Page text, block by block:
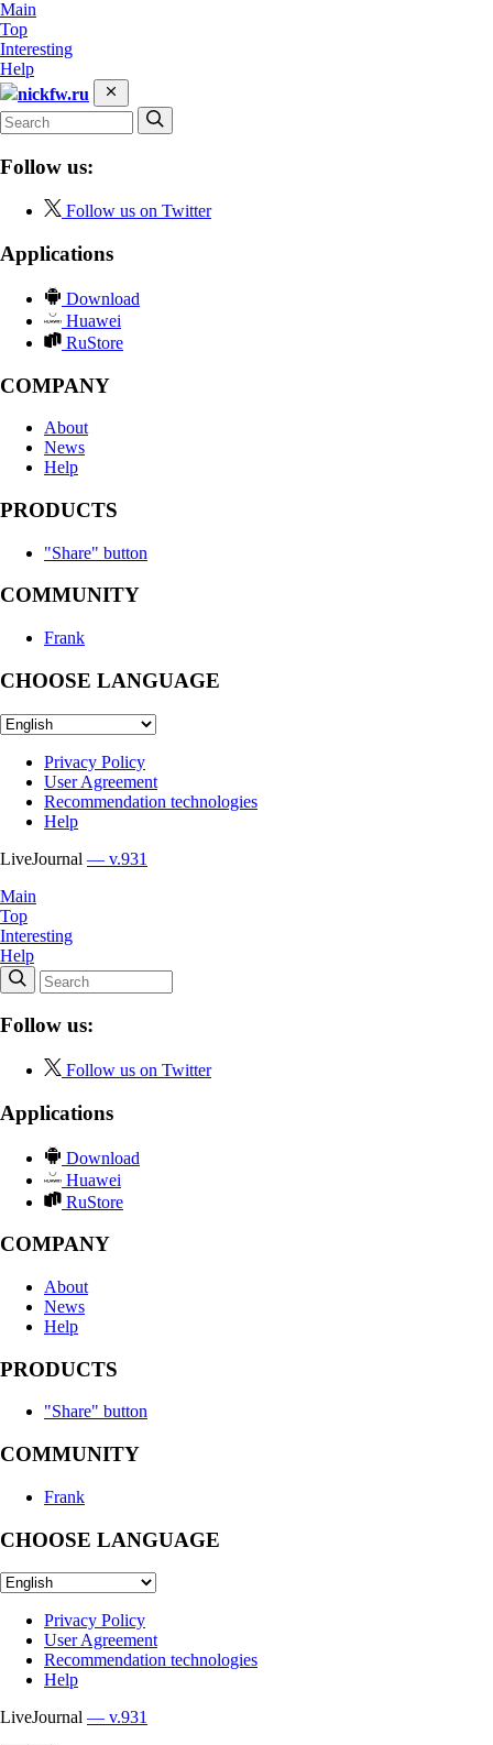
Main
Top
Interesting
Help
nickfw.ru
Follow us:
Follow us on Twitter
Applications
Download
Huawei
RuStore
COMPANY
About
News
Help
PRODUCTS
"Share" button
COMMUNITY
Frank
CHOOSE LANGUAGE
Privacy Policy
User Agreement
Recommendation technologies
Help
LiveJournal — v.931
Main
Top
Interesting
Help
Follow us:
Follow us on Twitter
Applications
Download
Huawei
RuStore
COMPANY
About
News
Help
PRODUCTS
"Share" button
COMMUNITY
Frank
CHOOSE LANGUAGE
Privacy Policy
User Agreement
Recommendation technologies
Help
LiveJournal — v.931